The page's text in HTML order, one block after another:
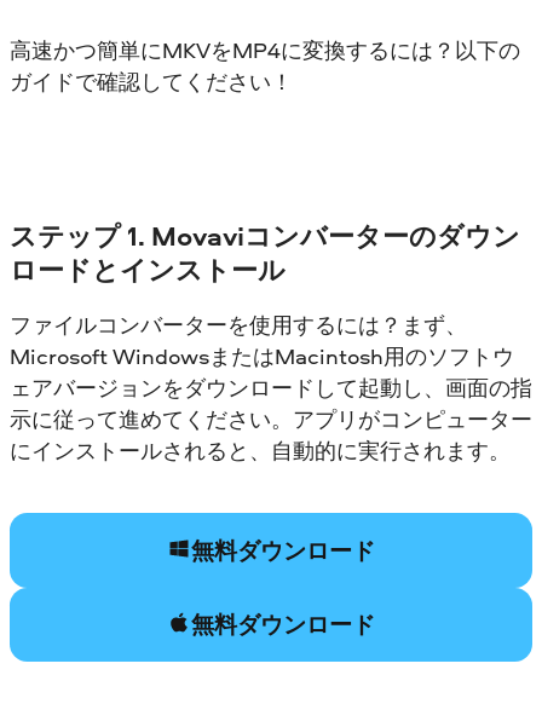
高速かつ簡単にMKVをMP4に変換するには？以下の
ガイドで確認してください！
ステップ 1. Movaviコンバーターのダウン
ロードとインストール
ファイルコンバーターを使用するには？まず、
Microsoft WindowsまたはMacintosh用のソフトウ
ェアバージョンをダウンロードして起動し、画面の指
示に従って進めてください。アプリがコンピューター
にインストールされると、自動的に実行されます。
無料ダウンロード
無料ダウンロード